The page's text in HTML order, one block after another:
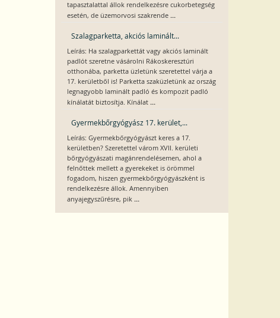
tapasztalattal állok rendelkezésre cukorbetegség
esetén, de üzemorvosi szakrende ...
Szalagparketta, akciós laminált...
Leírás: Ha szalagparkettát vagy akciós laminált
padlót szeretne vásárolni Rákoskeresztúri
otthonába, parketta üzletünk szeretettel várja a
17. kerületből is! Parketta szaküzletünk az ország
legnagyobb laminált padló és kompozit padló
kínálatát biztosítja. Kínálat ...
Gyermekbőrgyógyász 17. kerület,...
Leírás: Gyermekbőrgyógyászt keres a 17.
kerületben? Szeretettel várom XVII. kerületi
bőrgyógyászati magánrendelésemen, ahol a
felnőttek mellett a gyerekeket is örömmel
fogadom, hiszen gyermekbőrgyógyászként is
rendelkezésre állok. Amennyiben
anyajegyszűrésre, pik ...